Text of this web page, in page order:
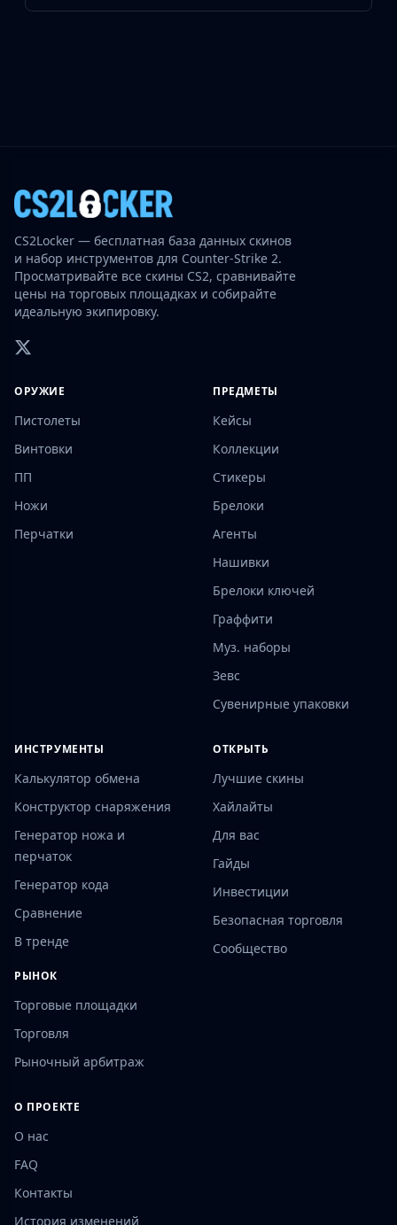
CS2Locker — бесплатная база данных скинов
и набор инструментов для Counter-Strike 2.
Просматривайте все скины CS2, сравнивайте
цены на торговых площадках и собирайте
идеальную экипировку.
ОРУЖИЕ
Пистолеты
Винтовки
ПП
Ножи
Перчатки
ПРЕДМЕТЫ
Кейсы
Коллекции
Стикеры
Брелоки
Агенты
Нашивки
Брелоки ключей
Граффити
Муз. наборы
Зевс
Сувенирные упаковки
ИНСТРУМЕНТЫ
Калькулятор обмена
Конструктор снаряжения
Генератор ножа и
перчаток
Генератор кода
Сравнение
В тренде
РЫНОК
Торговые площадки
Торговля
Рыночный арбитраж
ОТКРЫТЬ
Лучшие скины
Хайлайты
Для вас
Гайды
Инвестиции
Безопасная торговля
Сообщество
О ПРОЕКТЕ
О нас
FAQ
Контакты
История изменений